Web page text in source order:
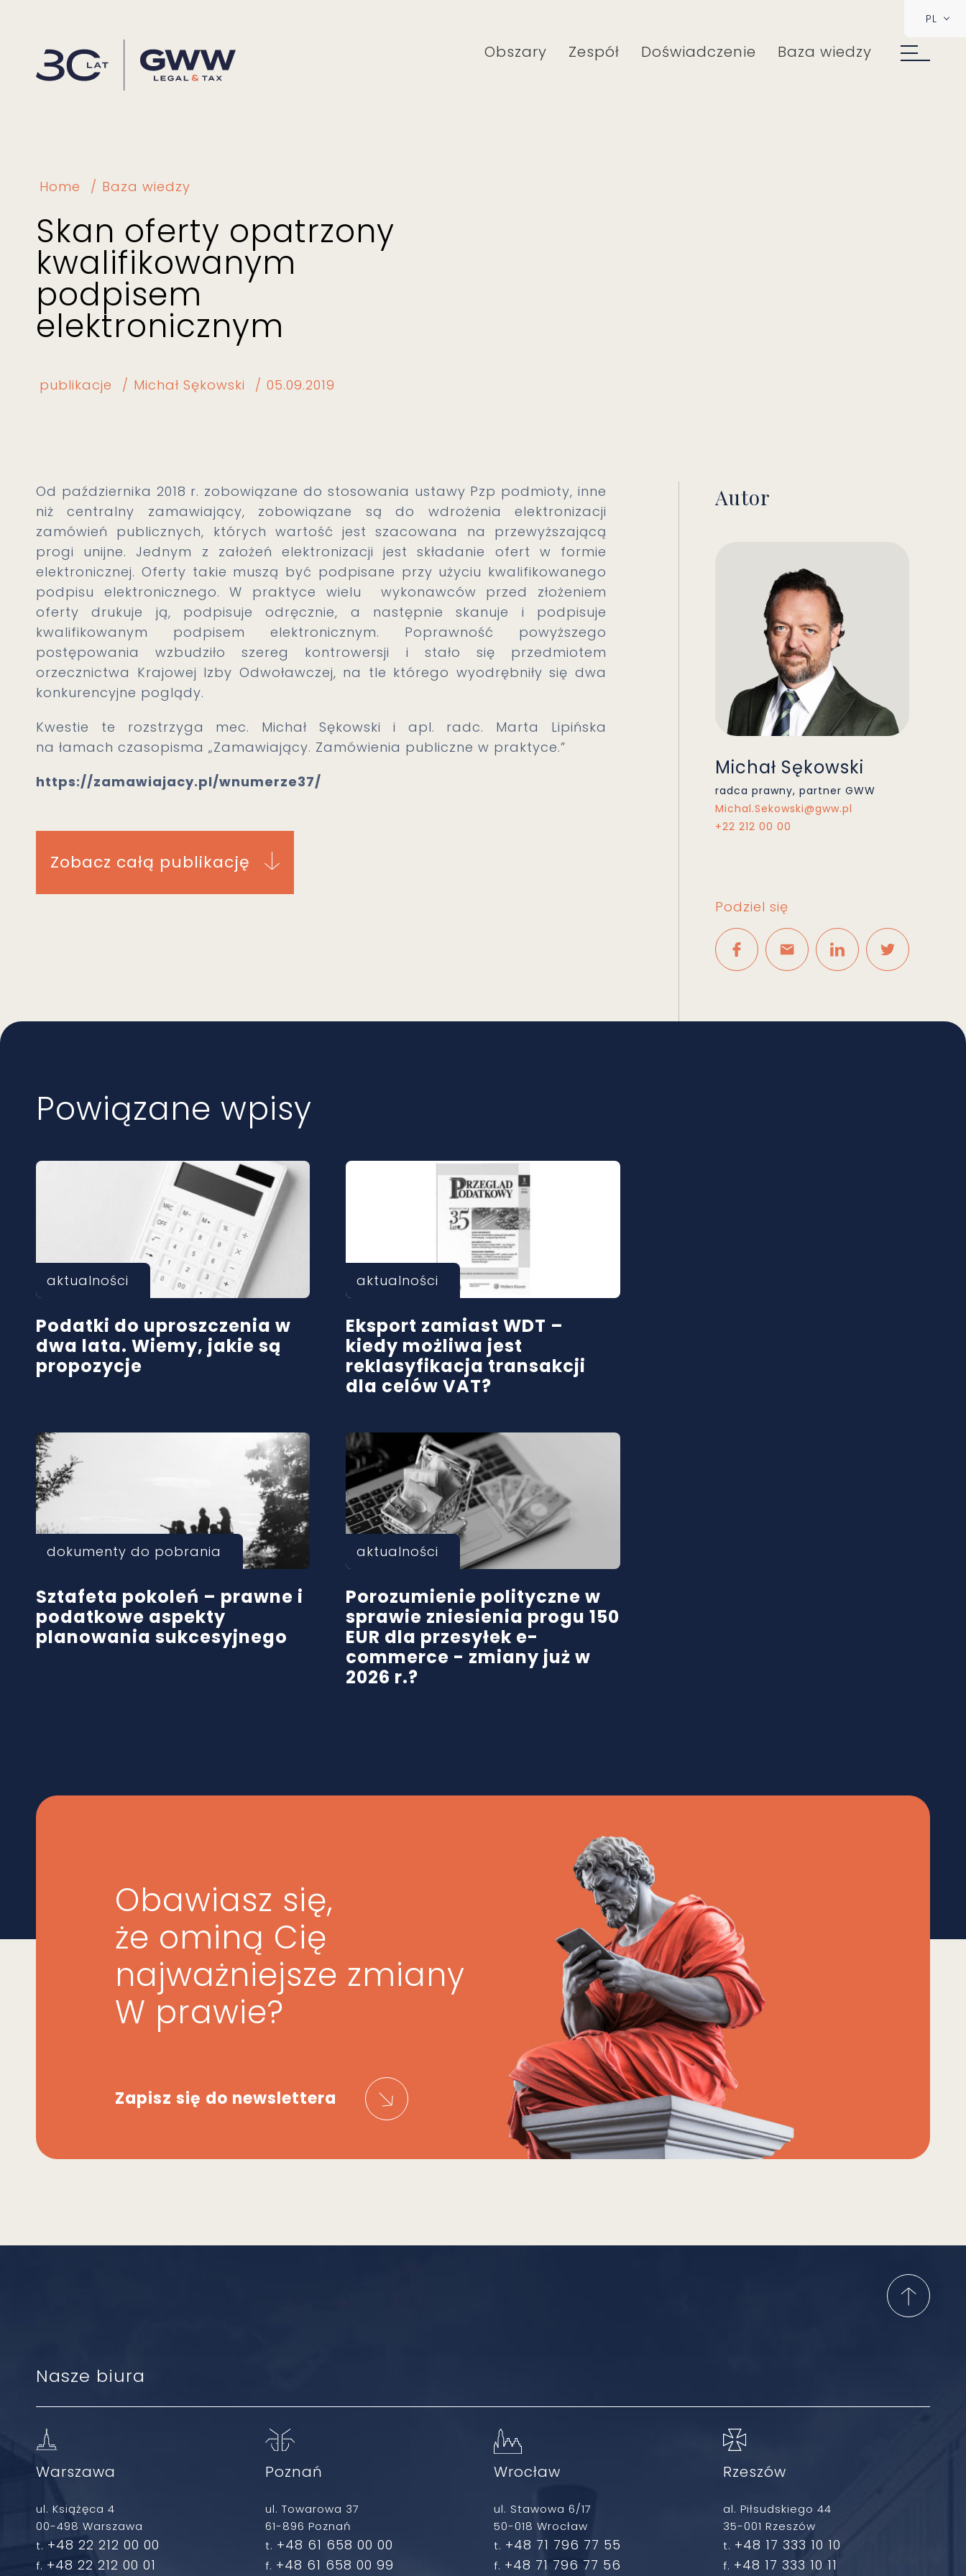
Obszary Zespół Doświadczenie Baza wiedzy
PL
Home Baza wiedzy
Skan oferty opatrzony
kwalifikowanym
podpisem
elektronicznym
publikacje Michał Sękowski 05.09.2019
Od października 2018 r. zobowiązane do stosowania ustawy Pzp podmioty, inne
niż centralny zamawiający, zobowiązane są do wdrożenia elektronizacji
zamówień publicznych, których wartość jest szacowana na przewyższającą
progi unijne. Jednym z założeń elektronizacji jest składanie ofert w formie
elektronicznej. Oferty takie muszą być podpisane przy użyciu kwalifikowanego
podpisu elektronicznego. W praktyce wielu wykonawców przed złożeniem
oferty drukuje ją, podpisuje odręcznie, a następnie skanuje i podpisuje
kwalifikowanym podpisem elektronicznym. Poprawność powyższego
postępowania wzbudziło szereg kontrowersji i stało się przedmiotem
orzecznictwa Krajowej Izby Odwoławczej, na tle którego wyodrębniły się dwa
konkurencyjne poglądy.
Kwestie te rozstrzyga mec. Michał Sękowski i apl. radc. Marta Lipińska
na łamach czasopisma „Zamawiający. Zamówienia publiczne w praktyce.”
https://zamawiajacy.pl/wnumerze37/
Zobacz całą publikację
Autor
Michał Sękowski
radca prawny, partner GWW
Michal.Sekowski@gww.pl
+22 212 00 00
Podziel się
Powiązane wpisy
aktualności
Podatki do uproszczenia w
dwa lata. Wiemy, jakie są
propozycje
aktualności
Eksport zamiast WDT –
kiedy możliwa jest
reklasyfikacja transakcji
dla celów VAT?
dokumenty do pobrania
Sztafeta pokoleń – prawne i
podatkowe aspekty
planowania sukcesyjnego
aktualności
Porozumienie polityczne w
sprawie zniesienia progu 150
EUR dla przesyłek e-
commerce - zmiany już w
2026 r.?
Obawiasz się,
że ominą Cię
najważniejsze zmiany
W prawie?
Zapisz się do newslettera
Nasze biura
Warszawa
ul. Książęca 4
00-498 Warszawa
t. +48 22 212 00 00
f. +48 22 212 00 01
Poznań
ul. Towarowa 37
61-896 Poznań
t. +48 61 658 00 00
f. +48 61 658 00 99
Wrocław
ul. Stawowa 6/17
50-018 Wrocław
t. +48 71 796 77 55
f. +48 71 796 77 56
Rzeszów
al. Piłsudskiego 44
35-001 Rzeszów
t. +48 17 333 10 10
f. +48 17 333 10 11